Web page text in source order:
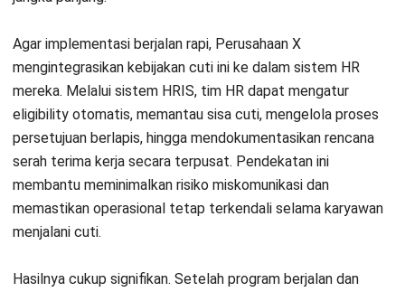
Kesimpulan
Cuti sabatikal semakin relevan bagi perusahaan yang ingin
menjaga keberlanjutan kinerja sekaligus kesejahteraan
karyawan. Dengan kebijakan yang jelas, perencanaan yang
matang, dan koordinasi yang rapi antara karyawan serta HR,
cuti ini dapat menjadi strategi efektif untuk meningkatkan
retensi, produktivitas, dan kesiapan talenta dalam jangka
panjang.
Agar implementasinya tepat dan selaras dengan kebutuhan